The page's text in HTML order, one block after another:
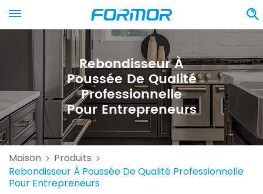
Rebondisseur À
Poussée De Qualité
Professionnelle
Pour Entrepreneurs
Maison > Produits >
Rebondisseur À Poussée De Qualité Professionnelle
Pour Entrepreneurs